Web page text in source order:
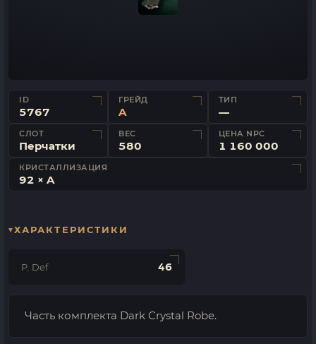
ID
5767
ГРЕЙД
A
ТИП
—
СЛОТ
Перчатки
ВЕС
580
ЦЕНА NPC
1 160 000
КРИСТАЛЛИЗАЦИЯ
92 × A
ХАРАКТЕРИСТИКИ
P. Def 46
Часть комплекта Dark Crystal Robe.